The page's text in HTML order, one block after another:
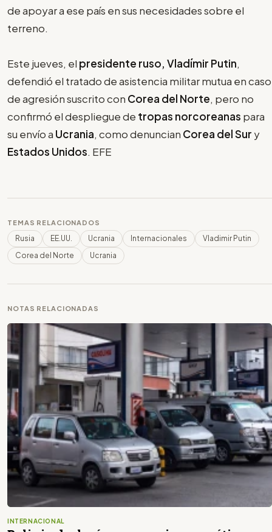
de apoyar a ese país en sus necesidades sobre el
terreno.
Este jueves, el presidente ruso, Vladímir Putin,
defendió el tratado de asistencia militar mutua en caso
de agresión suscrito con Corea del Norte, pero no
confirmó el despliegue de tropas norcoreanas para
su envío a Ucrania, como denuncian Corea del Sur y
Estados Unidos. EFE
TEMAS RELACIONADOS
Rusia EE.UU. Ucrania Internacionales
Vladimir Putin
Corea del Norte
Ucrania
NOTAS RELACIONADAS
INTERNACIONAL